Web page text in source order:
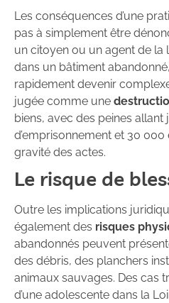
Les conséquences d’une
pas à simplement être
un citoyen ou un agent de la
dans un bâtiment
rapidement devenir
jugée comme une
biens, avec des peines allant
d’emprisonnement et 30 000
gravité des actes.
Le risque de
Outre les implications
également des risques
abandonnés peuvent
des débris, des planchers
animaux sauvages. Des cas
d’une adolescente dans la